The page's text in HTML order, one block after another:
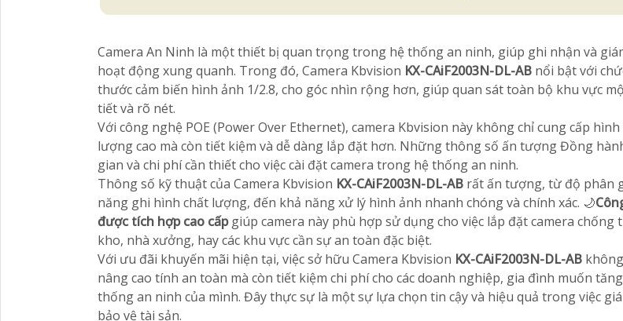
Camera An Ninh là một thiết bị quan trọng trong hệ thống an ninh, giúp ghi nhận và
hoạt động xung quanh. Trong đó, Camera Kbvision KX-CAiF2003N-DL-AB nổi bật với
thước cảm biến hình ảnh 1/2.8, cho góc nhìn rộng hơn, giúp quan sát toàn bộ khu vực
tiết và rõ nét.
Với công nghệ POE (Power Over Ethernet), camera Kbvision này không chỉ cung cấp
lượng cao mà còn tiết kiệm và dễ dàng lắp đặt hơn. Những thông số ấn tượng Đồng
gian và chi phí cần thiết cho việc cài đặt camera trong hệ thống an ninh.
Thông số kỹ thuật của Camera Kbvision KX-CAiF2003N-DL-AB rất ấn tượng, từ độ phân
năng ghi hình chất lượng, đến khả năng xử lý hình ảnh nhanh chóng và chính xác. 🌙
được tích hợp cao cấpgiúp camera này phù hợp sử dụng cho việc lắp đặt camera chống
kho, nhà xưởng, hay các khu vực cần sự an toàn đặc biệt.
Với ưu đãi khuyến mãi hiện tại, việc sở hữu Camera Kbvision KX-CAiF2003N-DL-AB
nâng cao tính an toàn mà còn tiết kiệm chi phí cho các doanh nghiệp, gia đình muốn
thống an ninh của mình. Đây thực sự là một sự lựa chọn tin cậy và hiệu quả trong việc
bảo vệ tài sản.